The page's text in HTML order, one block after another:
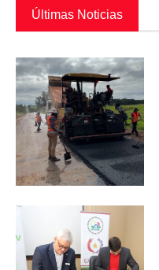
Últimas Noticias